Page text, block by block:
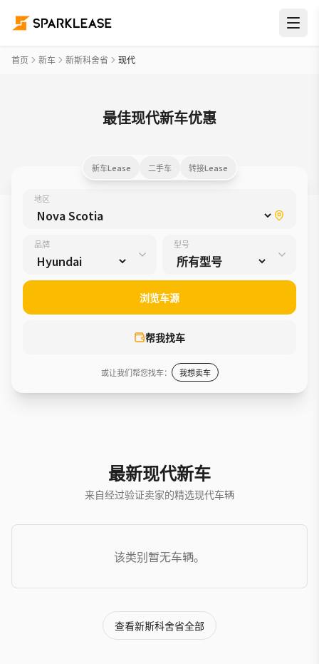
首页 新车 新斯科舍省 现代
最佳现代新车优惠
新车Lease 二手车 转接Lease
地区
品牌 型号
帮我找车
浏览车源
或让我们帮您找车： 我想卖车
最新现代新车
来自经过验证卖家的精选现代车辆
该类别暂无车辆。
查看新斯科舍省全部